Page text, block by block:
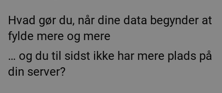
Hvad gør du, når dine data begynder at
fylde mere og mere
… og du til sidst ikke har mere plads på
din server?